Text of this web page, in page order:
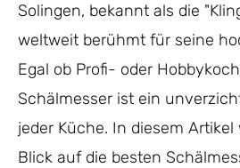
Solingen, bekannt als die
weltweit berühmt für seine
Egal ob Profi- oder
Schälmesser ist ein
jeder Küche. In diesem
Blick auf die besten